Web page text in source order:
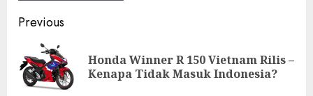
Post
navigation
Previous
Honda Winner R 150 Vietnam Rilis –
Kenapa Tidak Masuk Indonesia?